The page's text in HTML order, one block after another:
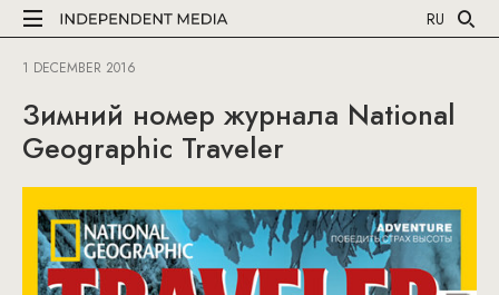
RU
1 DECEMBER 2016
Зимний номер журнала National
Geographic Traveler